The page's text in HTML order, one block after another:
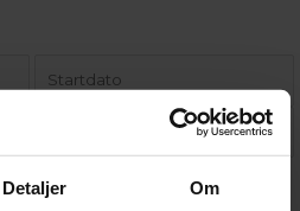
Detaljer Om